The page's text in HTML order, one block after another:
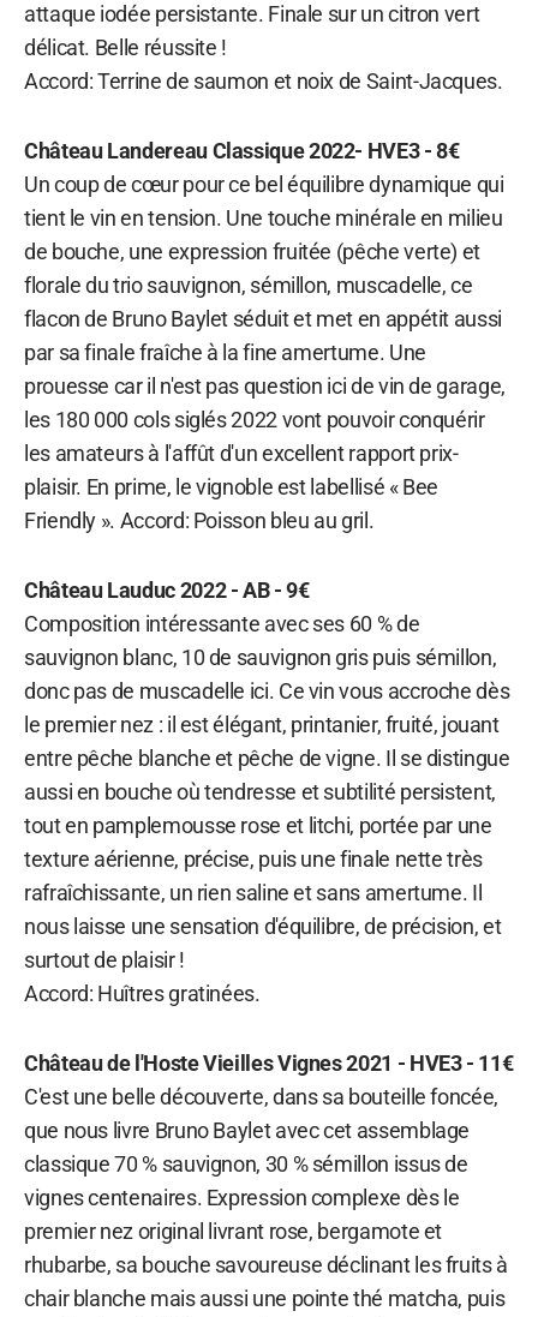
attaque iodée persistante. Finale sur un citron vert
délicat. Belle réussite !
Accord: Terrine de saumon et noix de Saint-Jacques.
Château Landereau Classique 2022- HVE3 - 8€
Un coup de cœur pour ce bel équilibre dynamique qui
tient le vin en tension. Une touche minérale en milieu
de bouche, une expression fruitée (pêche verte) et
florale du trio sauvignon, sémillon, muscadelle, ce
flacon de Bruno Baylet séduit et met en appétit aussi
par sa finale fraîche à la fine amertume. Une
prouesse car il n'est pas question ici de vin de garage,
les 180 000 cols siglés 2022 vont pouvoir conquérir
les amateurs à l'affût d'un excellent rapport prix-
plaisir. En prime, le vignoble est labellisé « Bee
Friendly ». Accord: Poisson bleu au gril.
Château Lauduc 2022 - AB - 9€
Composition intéressante avec ses 60 % de
sauvignon blanc, 10 de sauvignon gris puis sémillon,
donc pas de muscadelle ici. Ce vin vous accroche dès
le premier nez : il est élégant, printanier, fruité, jouant
entre pêche blanche et pêche de vigne. Il se distingue
aussi en bouche où tendresse et subtilité persistent,
tout en pamplemousse rose et litchi, portée par une
texture aérienne, précise, puis une finale nette très
rafraîchissante, un rien saline et sans amertume. Il
nous laisse une sensation d'équilibre, de précision, et
surtout de plaisir !
Accord: Huîtres gratinées.
Château de l'Hoste Vieilles Vignes 2021 - HVE3 - 11€
C'est une belle découverte, dans sa bouteille foncée,
que nous livre Bruno Baylet avec cet assemblage
classique 70 % sauvignon, 30 % sémillon issus de
vignes centenaires. Expression complexe dès le
premier nez original livrant rose, bergamote et
rhubarbe, sa bouche savoureuse déclinant les fruits à
chair blanche mais aussi une pointe thé matcha, puis